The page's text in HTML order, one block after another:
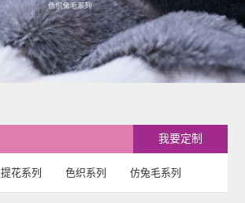
我要定制
提花系列 色织系列 仿兔毛系列